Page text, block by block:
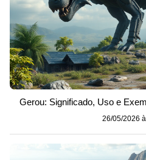
Gerou: Significado, Uso e
26/05/2026